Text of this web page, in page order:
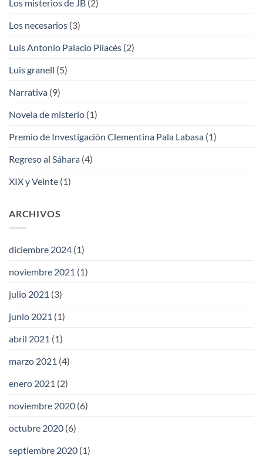
Los misterios de JB (2)
Los necesarios (3)
Luis Antonio Palacio Pilacés (2)
Luis granell (5)
Narrativa (9)
Novela de misterio (1)
Premio de Investigación Clementina Pala Labasa (1)
Regreso al Sáhara (4)
XIX y Veinte (1)
ARCHIVOS
diciembre 2024 (1)
noviembre 2021 (1)
julio 2021 (3)
junio 2021 (1)
abril 2021 (1)
marzo 2021 (4)
enero 2021 (2)
noviembre 2020 (6)
octubre 2020 (6)
septiembre 2020 (1)